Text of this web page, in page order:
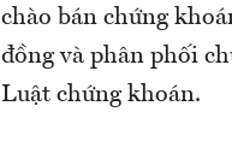
chào bán chứng
đồng và phân phối
Luật chứng khoán.